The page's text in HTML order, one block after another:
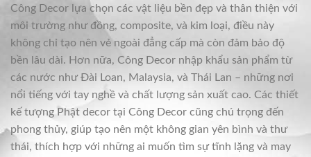
Công Decor lựa chọn các vật liệu bền đẹp và thân thiện với
môi trường như đồng, composite, và kim loại, điều này
không chỉ tạo nên vẻ ngoài đẳng cấp mà còn đảm bảo độ
bền lâu dài. Hơn nữa, Công Decor nhập khẩu sản phẩm từ
các nước như Đài Loan, Malaysia, và Thái Lan – những nơi
nổi tiếng với tay nghề và chất lượng sản xuất cao. Các thiết
kế tượng Phật decor tại Công Decor cũng chú trọng đến
phong thủy, giúp tạo nên một không gian yên bình và thư
thái, thích hợp với những ai muốn tìm sự tĩnh lặng và may